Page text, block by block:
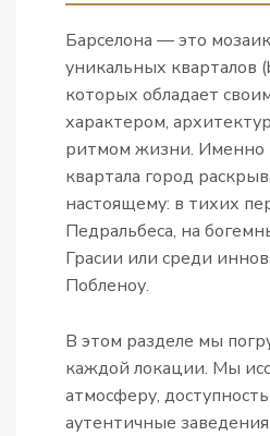
Барселона — это
уникальных кварталов
которых обладает
характером,
ритмом жизни. Именно
квартала город
настоящему: в тихих
Педральбеса, на
Грасии или среди
Побленоу.
В этом разделе мы
каждой локации. Мы
атмосферу,
аутентичные